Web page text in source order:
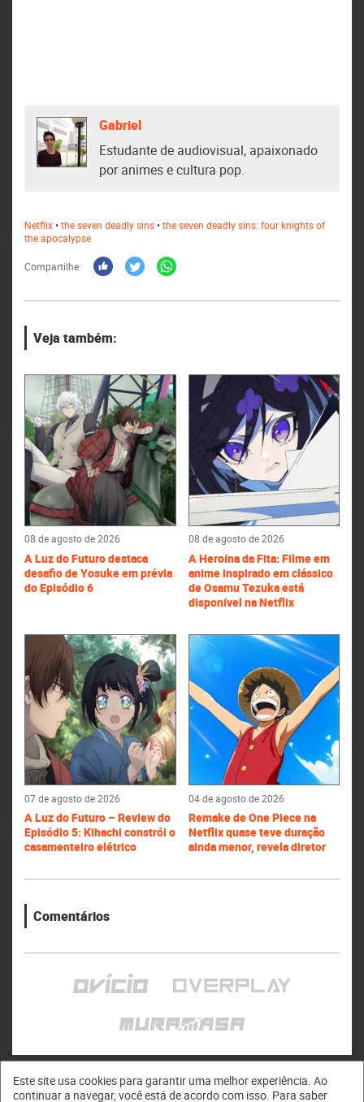
Gabriel
Estudante de audiovisual, apaixonado
por animes e cultura pop.
Netflix•the seven deadly sins•the seven deadly sins: four knights of
the apocalypse
Compartilhe:
Veja também:
08 de agosto de 2026
A Luz do Futuro destaca
desafio de Yosuke em prévia
do Episódio 6
08 de agosto de 2026
A Heroína da Fita: Filme em
anime inspirado em clássico
de Osamu Tezuka está
disponível na Netflix
07 de agosto de 2026
A Luz do Futuro – Review do
Episódio 5: Kihachi constrói o
casamenteiro elétrico
04 de agosto de 2026
Remake de One Piece na
Netflix quase teve duração
ainda menor, revela diretor
Comentários
Este site usa cookies para garantir uma melhor experiência. Ao
continuar a navegar, você está de acordo com isso. Para saber